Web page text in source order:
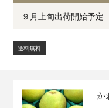
９月上旬出荷開始予定
送料無料
か